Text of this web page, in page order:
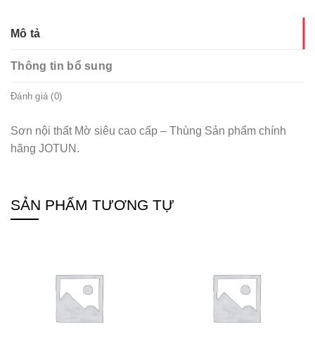
Mô tả
Thông tin bổ sung
Đánh giá (0)
Sơn nội thất Mờ siêu cao cấp – Thùng Sản phẩm chính
hãng JOTUN.
SẢN PHẨM TƯƠNG TỰ